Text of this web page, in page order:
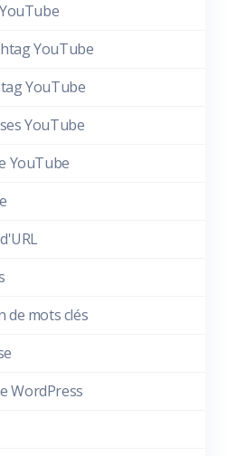
YouTube
YouTube
YouTube
YouTube
de mots clés
WordPress